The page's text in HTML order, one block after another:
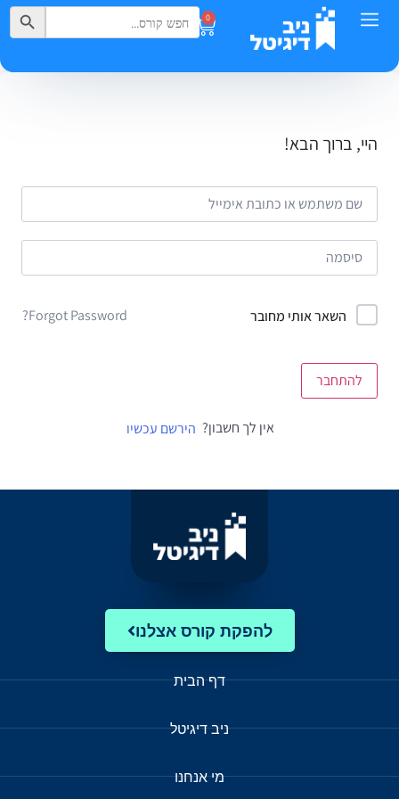
0
Search
for:
Search Button
היי, ברוך הבא!
השאר אותי מחובר Forgot Password?
להתחבר
אין לך חשבון? הירשם עכשיו
להפקת קורס אצלנו
דף הבית
ניב דיגיטל
מי אנחנו